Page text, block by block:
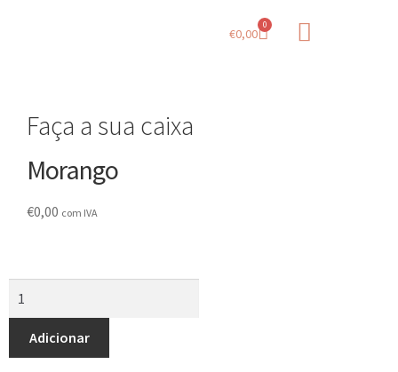
€0,00
0
Faça a sua caixa
Morango
€0,00 com IVA
Adicionar